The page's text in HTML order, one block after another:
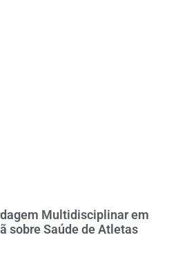
Multidisciplinar em
sobre Saúde de Atletas